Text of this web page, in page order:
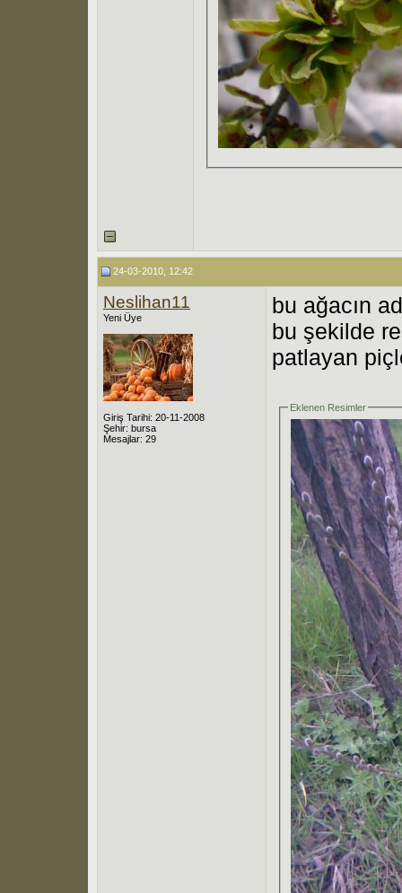
24-03-2010, 12:42
Neslihan11
Yeni Üye
Giriş Tarihi: 20-11-2008
Şehir: bursa
Mesajlar: 29
bu ağacın
bu şekilde
patlayan
Eklenen Resimler